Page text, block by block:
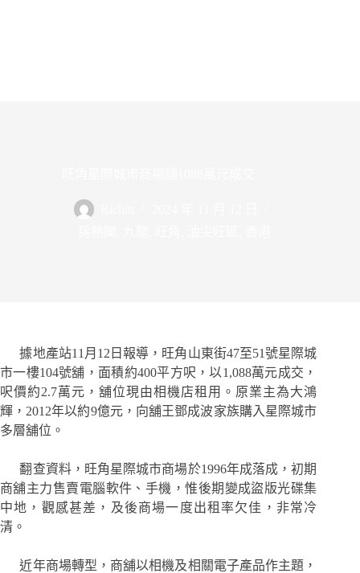
據地產站11月12日報導，旺角山東街47至51號星際城
市一樓104號舖，面積約400平方呎，以1,088萬元成交，
呎價約2.7萬元，舖位現由相機店租用。原業主為大鴻
輝，2012年以約9億元，向舖王鄧成波家族購入星際城市
多層舖位。
翻查資料，旺角星際城市商場於1996年成落成，初期
商舖主力售賣電腦軟件、手機，惟後期變成盜版光碟集
中地，觀感甚差，及後商場一度出租率欠佳，非常冷
清。
近年商場轉型，商舖以相機及相關電子產品作主題，